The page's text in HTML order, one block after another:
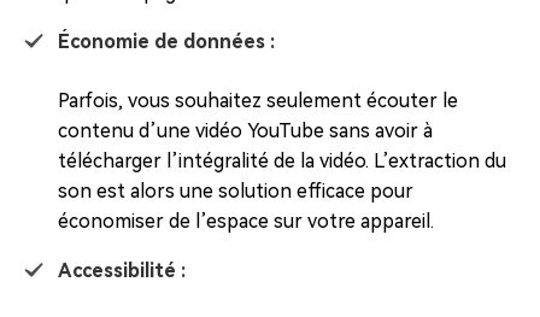
Économie de données :
Parfois, vous souhaitez seulement écouter le
contenu d’une vidéo YouTube sans avoir à
télécharger l’intégralité de la vidéo. L’extraction du
son est alors une solution efficace pour
économiser de l’espace sur votre appareil.
Accessibilité :